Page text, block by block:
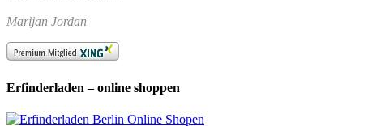
Marijan Jordan
Erfinderladen – online shoppen